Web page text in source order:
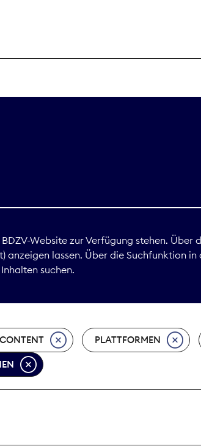
Website zur Verfügung stehen. Über
anzeigen lassen. Über die Suchfunktion
suchen.
PLATTFORMEN